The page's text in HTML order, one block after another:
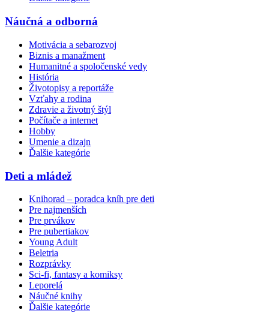
Náučná a odborná
Motivácia a sebarozvoj
Biznis a manažment
Humanitné a spoločenské vedy
História
Životopisy a reportáže
Vzťahy a rodina
Zdravie a životný štýl
Počítače a internet
Hobby
Umenie a dizajn
Ďalšie kategórie
Deti a mládež
Knihorad – poradca kníh pre deti
Pre najmenších
Pre prvákov
Pre pubertiakov
Young Adult
Beletria
Rozprávky
Sci-fi, fantasy a komiksy
Leporelá
Náučné knihy
Ďalšie kategórie